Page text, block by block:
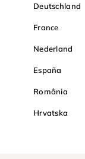
Deutschland
France
Nederland
España
România
Hrvatska